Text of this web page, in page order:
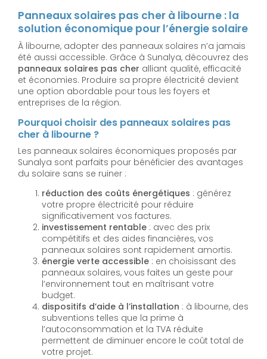
Panneaux solaires pas cher à libourne : la
solution économique pour l’énergie solaire
À libourne, adopter des panneaux solaires n’a jamais
été aussi accessible. Grâce à Sunalya, découvrez des
panneaux solaires pas cher alliant qualité, efficacité
et économies. Produire sa propre électricité devient
une option abordable pour tous les foyers et
entreprises de la région.
Pourquoi choisir des panneaux solaires pas
cher à libourne ?
Les panneaux solaires économiques proposés par
Sunalya sont parfaits pour bénéficier des avantages
du solaire sans se ruiner :
réduction des coûts énergétiques : générez
votre propre électricité pour réduire
significativement vos factures.
investissement rentable : avec des prix
compétitifs et des aides financières, vos
panneaux solaires sont rapidement amortis.
énergie verte accessible : en choisissant des
panneaux solaires, vous faites un geste pour
l’environnement tout en maîtrisant votre
budget.
dispositifs d’aide à l’installation : à libourne, des
subventions telles que la prime à
l’autoconsommation et la TVA réduite
permettent de diminuer encore le coût total de
votre projet.